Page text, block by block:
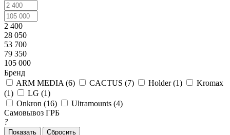
2 400
28 050
53 700
79 350
105 000
Бренд
ARM MEDIA (6) CACTUS (7) Holder (1)
Kromax
(1) LG (1)
Onkron (16) Ultramounts (4)
Самовывоз ГРБ
?
Сбросить